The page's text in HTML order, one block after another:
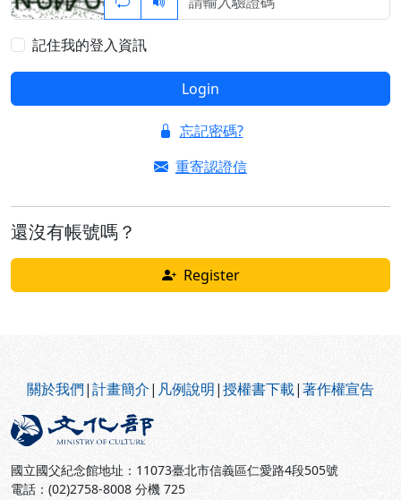
記住我的登入資訊
Login
忘記密碼?
重寄認證信
還沒有帳號嗎？
Register
關於我們|計畫簡介| 凡例說明|授權書下載|著作權宣告
國立國父紀念館地址：11073臺北市信義區仁愛路4段505號
電話：(02)2758-8008 分機 725